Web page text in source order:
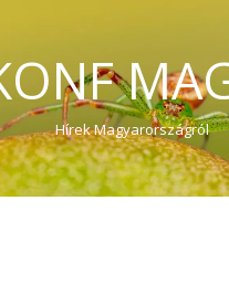
Hírek Magyarországról